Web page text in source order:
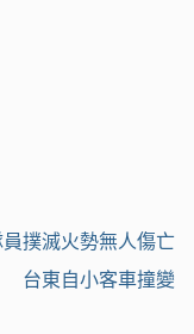
撲滅火勢無人傷亡
台東自小客車撞變